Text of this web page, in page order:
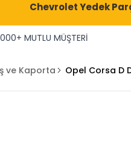
Chevrolet Yedek
MUTLU MÜŞTERİ
ve Kaporta Opel Corsa D